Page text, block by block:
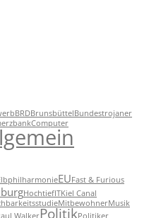
BRDBrunsbüttelBundestrojaner
Computer
EUFast & Furious
HochtiefITKiel Canal
MitbewohnerMusik
WalkerPolitikPolitiker